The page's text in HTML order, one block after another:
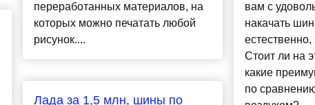
переработанных материалов, на
которых можно печатать любой
рисунок....
Лада за 1,5 млн, шины по
вам с
накачать
естественно,
Стоит ли на
какие
по